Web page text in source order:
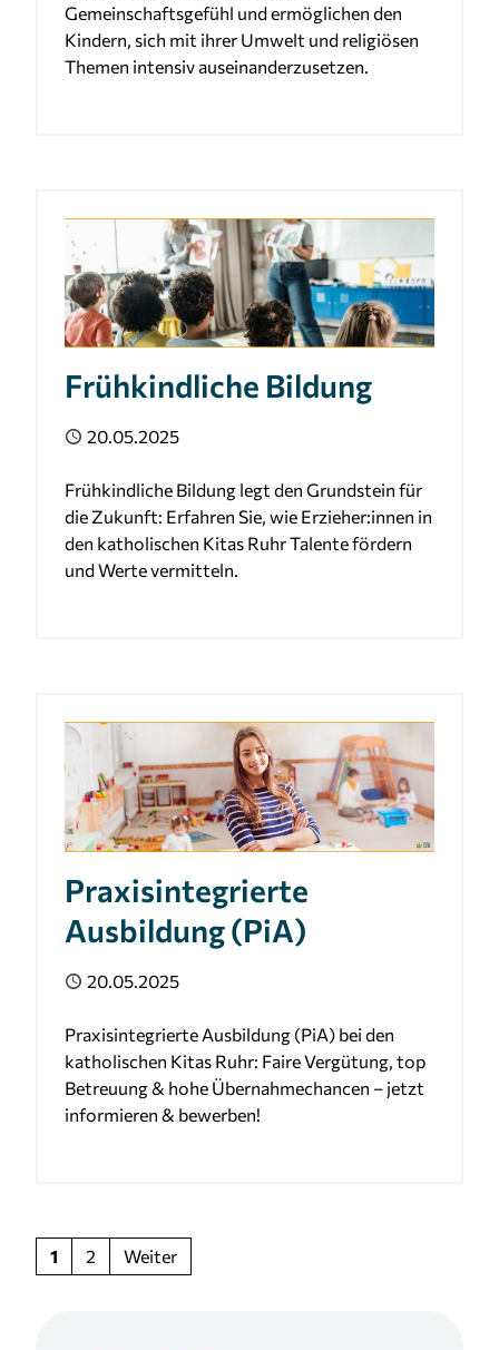
Gemeinschaftsgefühl und ermöglichen den
Kindern, sich mit ihrer Umwelt und religiösen
Themen intensiv auseinanderzusetzen.
Frühkindliche Bildung
Veröffentlicht
20.05.2025
Frühkindliche Bildung legt den Grundstein für
die Zukunft: Erfahren Sie, wie Erzieher:innen in
den katholischen Kitas Ruhr Talente fördern
und Werte vermitteln.
Praxisintegrierte
Ausbildung (PiA)
Veröffentlicht
20.05.2025
Praxisintegrierte Ausbildung (PiA) bei den
katholischen Kitas Ruhr: Faire Vergütung, top
Betreuung & hohe Übernahmechancen – jetzt
informieren & bewerben!
1 2 Weiter